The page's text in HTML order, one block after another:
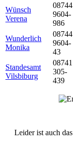
Wünsch
Verena
08744
9604-
986
Wunderlich
Monika
08744
9604-
43
Standesamt
Vilsbiburg
08741
305-
439
Leider ist auch